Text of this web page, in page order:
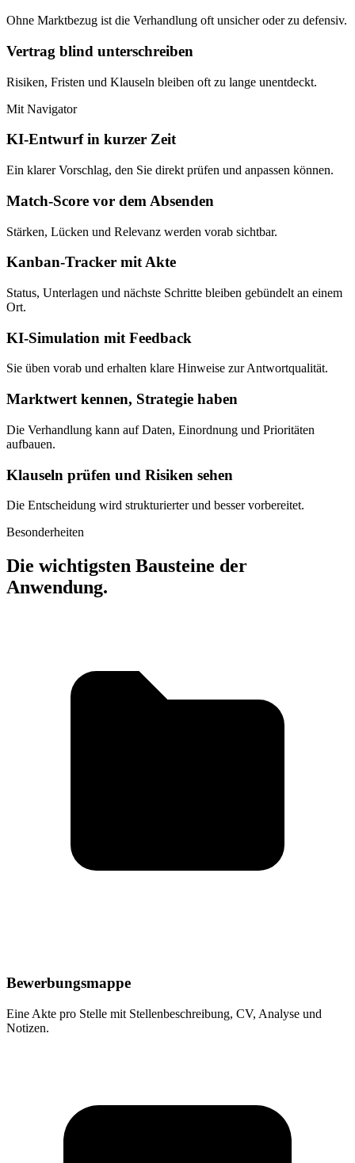
Ohne Marktbezug ist die Verhandlung oft unsicher oder zu defensiv.
Vertrag blind unterschreiben
Risiken, Fristen und Klauseln bleiben oft zu lange unentdeckt.
Mit Navigator
KI-Entwurf in kurzer Zeit
Ein klarer Vorschlag, den Sie direkt prüfen und anpassen können.
Match-Score vor dem Absenden
Stärken, Lücken und Relevanz werden vorab sichtbar.
Kanban-Tracker mit Akte
Status, Unterlagen und nächste Schritte bleiben gebündelt an einem
Ort.
KI-Simulation mit Feedback
Sie üben vorab und erhalten klare Hinweise zur Antwortqualität.
Marktwert kennen, Strategie haben
Die Verhandlung kann auf Daten, Einordnung und Prioritäten
aufbauen.
Klauseln prüfen und Risiken sehen
Die Entscheidung wird strukturierter und besser vorbereitet.
Besonderheiten
Die wichtigsten Bausteine der
Anwendung.
Bewerbungsmappe
Eine Akte pro Stelle mit Stellenbeschreibung, CV, Analyse und
Notizen.